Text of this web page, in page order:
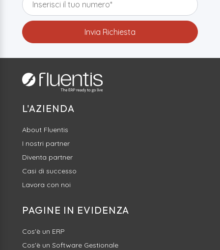
L'AZIENDA
About Fluentis
I nostri partner
Diventa partner
Casi di successo
Lavora con noi
PAGINE IN EVIDENZA
Cos'è un ERP
Cos'è un Software Gestionale